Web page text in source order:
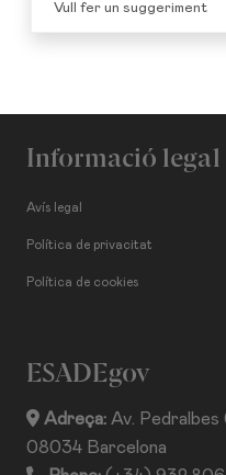
Vull fer un suggeriment
Informació legal
Avís legal
Política de privacitat
Política de cookies
ESADEgov
Adreça: Av.
08034 Barcelona